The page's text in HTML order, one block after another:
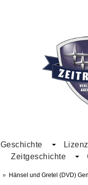
Geschichte
Zeitgeschichte
» Hänsel und Gretel (DVD)